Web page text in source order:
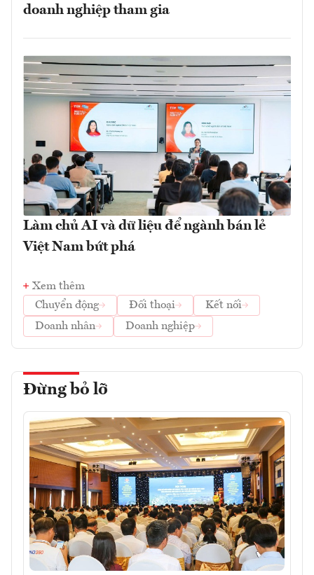
doanh nghiệp tham gia
Làm chủ AI và dữ liệu để ngành bán lẻ
Việt Nam bứt phá
Xem thêm
Chuyển động
Đối thoại
Kết nối
Doanh nhân
Doanh nghiệp
Đừng bỏ lỡ